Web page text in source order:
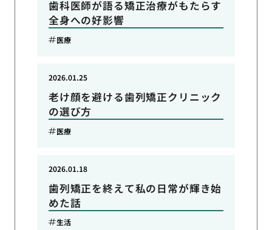
歯科医師が語る矯正治療がもたらす
全身への好影響
医療
老け顔を避ける歯列矯正クリニック
の選び方
2026.01.25
医療
歯列矯正を終えて私の日常が輝き始
めた話
2026.01.18
生活